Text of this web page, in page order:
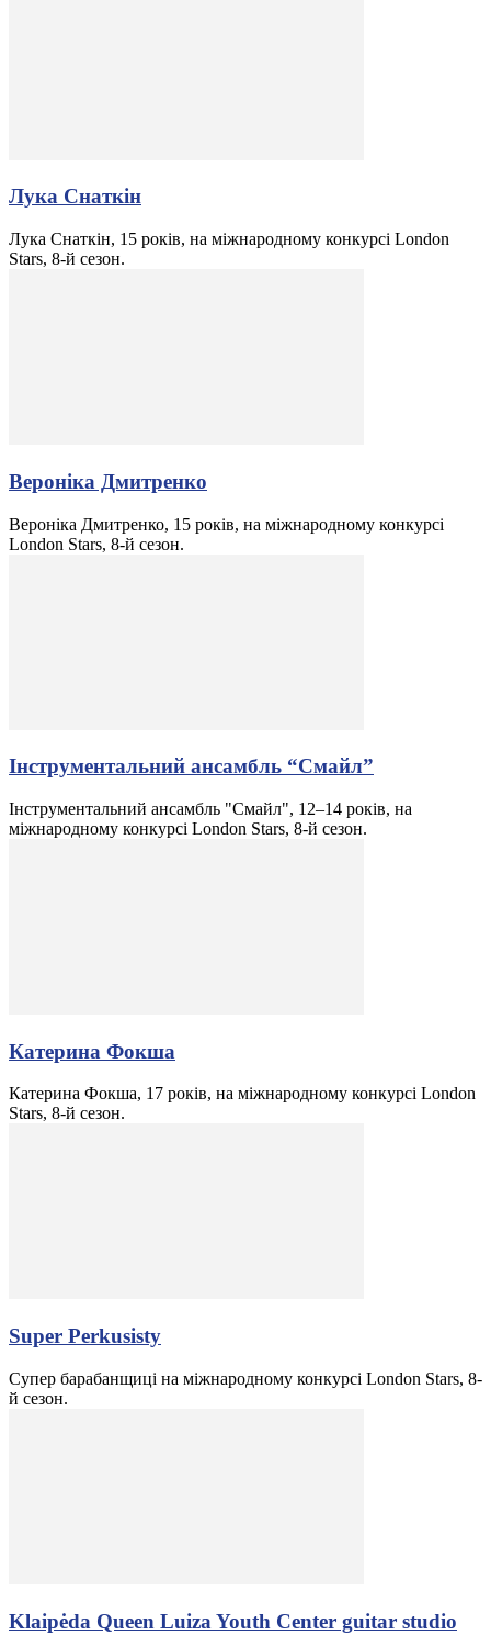
Лука Снаткін
Лука Снаткін, 15 років, на міжнародному конкурсі London
Stars, 8-й сезон.
Вероніка Дмитренко
Вероніка Дмитренко, 15 років, на міжнародному конкурсі
London Stars, 8-й сезон.
Iнструментальний ансамбль “Смайл”
Iнструментальний ансамбль "Смайл", 12–14 років, на
міжнародному конкурсі London Stars, 8-й сезон.
Катерина Фокша
Катерина Фокша, 17 років, на міжнародному конкурсі London
Stars, 8-й сезон.
Super Perkusisty
Супер барабанщиці на міжнародному конкурсі London Stars, 8-
й сезон.
Klaipėda Queen Luiza Youth Center guitar studio